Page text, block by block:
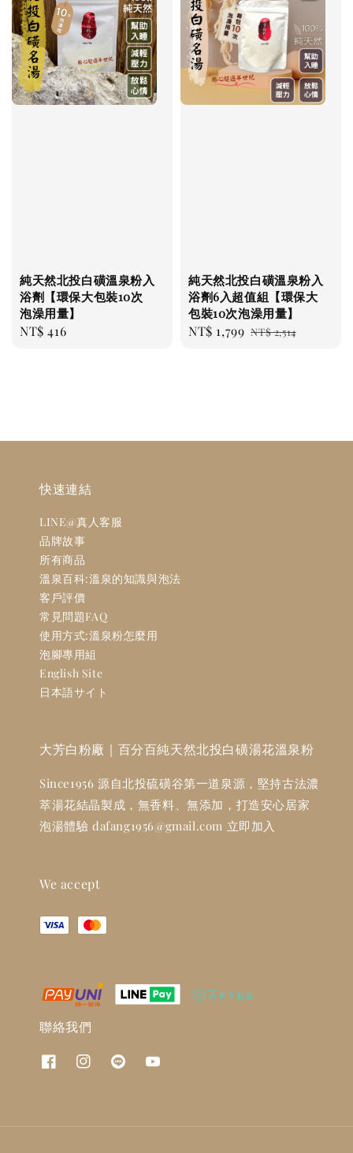
純天然北投白磺溫泉粉入
浴劑【環保大包裝10次
泡澡用量】
Regular
NT$ 416
純天然北投白磺溫泉粉入
浴劑6入超值組【環保大
包裝10次泡澡用量】
Sale
NT$ 1,799 Regular
NT$ 2,514
快速連結
LINE@真人客服
品牌故事
所有商品
溫泉百科:溫泉的知識與泡法
客戶評價
常見問題FAQ
使用方式:溫泉粉怎麼用
泡腳專用組
English Site
日本語サイト
大芳白粉廠｜百分百純天然北投白磺湯花溫泉粉
Since1956 源自北投硫磺谷第一道泉源，堅持古法濃
萃湯花結晶製成，無香料、無添加，打造安心居家
泡湯體驗 dafang1956@gmail.com 立即加入
We accept
聯絡我們